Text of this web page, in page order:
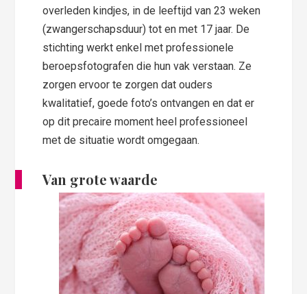
overleden kindjes, in de leeftijd van 23 weken
(zwangerschapsduur) tot en met 17 jaar. De
stichting werkt enkel met professionele
beroepsfotografen die hun vak verstaan. Ze
zorgen ervoor te zorgen dat ouders
kwalitatief, goede foto’s ontvangen en dat er
op dit precaire moment heel professioneel
met de situatie wordt omgegaan.
Van grote waarde